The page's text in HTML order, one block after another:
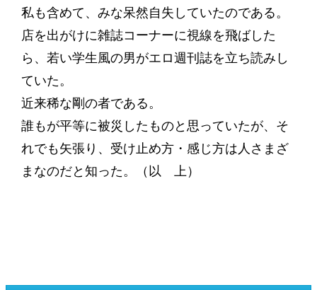
私も含めて、みな呆然自失していたのである。
店を出がけに雑誌コーナーに視線を飛ばした
ら、若い学生風の男がエロ週刊誌を立ち読みし
ていた。
近来稀な剛の者である。
誰もが平等に被災したものと思っていたが、そ
れでも矢張り、受け止め方・感じ方は人さまざ
まなのだと知った。（以 上）